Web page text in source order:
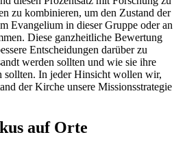
zu kombinieren, um den Zustand der
Evangelium in dieser Gruppe oder an
Diese ganzheitliche Bewertung
Entscheidungen darüber zu
werden sollten und wie sie ihre
sollten. In jeder Hinsicht wollen wir,
der Kirche unsere Missionsstrategie
auf Orte